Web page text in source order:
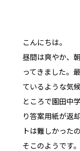
こんにちは。
昼間は爽やか、
ってきました。
ているような気
ところで園田中
り答案用紙が返
トは難しかった
そこのようです